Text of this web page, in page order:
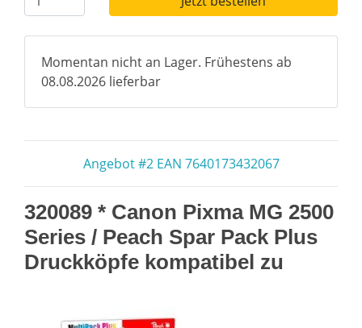
Momentan nicht an Lager. Frühestens ab
08.08.2026 lieferbar
Angebot #2 EAN 7640173432067
320089 * Canon Pixma MG 2500
Series / Peach Spar Pack Plus
Druckköpfe kompatibel zu